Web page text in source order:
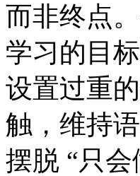
而非终点
学习的目
设置过重
触，维持
摆脱 “只